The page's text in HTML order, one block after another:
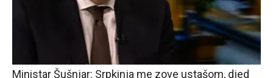
Ministar Šušnjar: Srpkinja me zove ustašom, djed